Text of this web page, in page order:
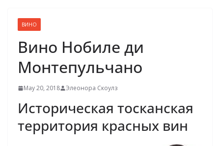
ВИНО
Вино Нобиле ди
Монтепульчано
May 20, 2018 Элеонора Скоулз
Историческая тосканская
территория красных вин